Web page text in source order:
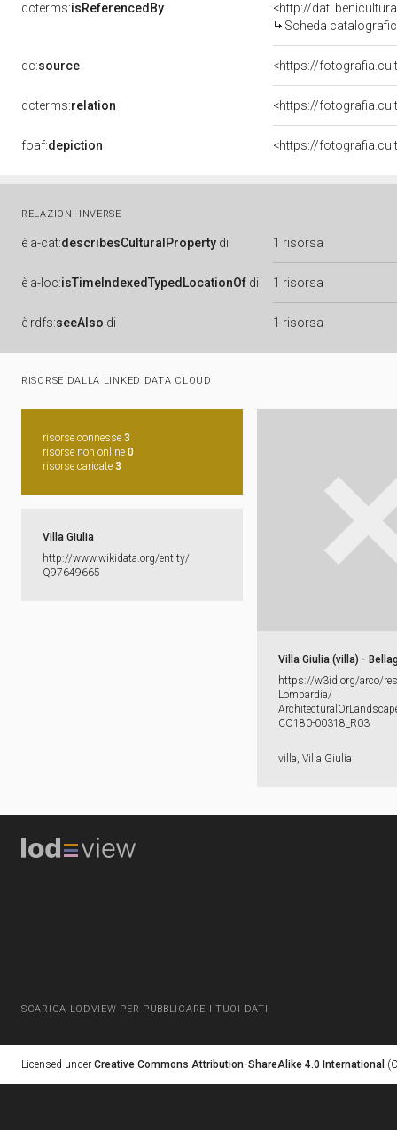
dcterms:isReferencedBy
<http://
Scheda
dc:source <https://
dcterms:relation <https://
foaf:depiction
RELAZIONI INVERSE
è a-cat:describesCulturalProperty di 1 risorsa
è a-loc:isTimeIndexedTypedLocationOf di 1 risorsa
è rdfs:seeAlso di 1 risorsa
RISORSE DALLA LINKED DATA CLOUD
risorse connesse 3
risorse non online 0
risorse caricate 3
Villa Giulia (villa) -
https:​/​/​w3id.​org/​arco/​
Lombardia/​
CO180-​00318_​R03
villa, Villa Giulia
Villa Giulia
http:​/​/​www.​wikidata.​org/​entity/​
Q97649665
SCARICA LODVIEW PER PUBBLICARE I TUOI DATI
Licensed under Creative Commons Attribution-ShareAlike 4.0 International